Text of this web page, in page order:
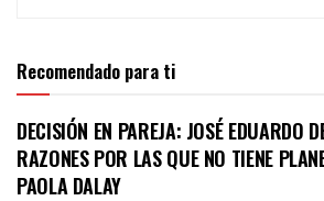
Recomendado para ti
DECISIÓN EN PAREJA: JOSÉ EDUARDO
RAZONES POR LAS QUE NO TIENE
PAOLA DALAY